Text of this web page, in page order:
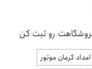
امداد کرمان موتور